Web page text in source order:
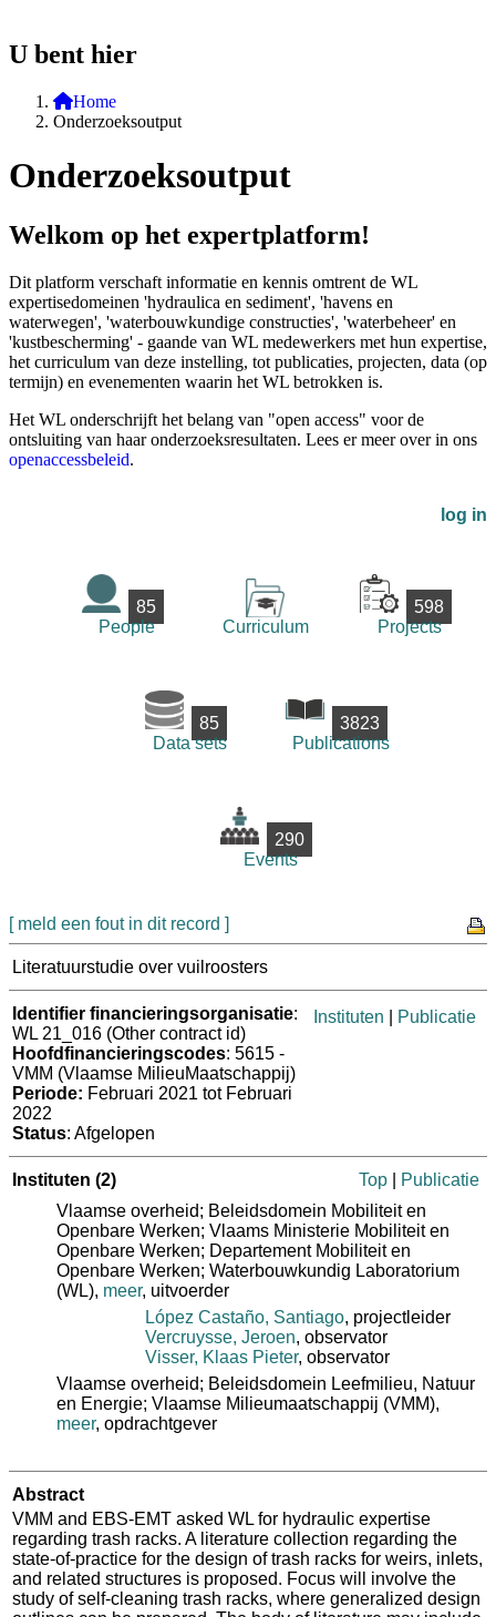
U bent hier
Home
Onderzoeksoutput
Onderzoeksoutput
Welkom op het expertplatform!
Dit platform verschaft informatie en kennis omtrent de WL
expertisedomeinen 'hydraulica en sediment', 'havens en
waterwegen', 'waterbouwkundige constructies', 'waterbeheer' en
'kustbescherming' - gaande van WL medewerkers met hun expertise,
het curriculum van deze instelling, tot publicaties, projecten, data (op
termijn) en evenementen waarin het WL betrokken is.
Het WL onderschrijft het belang van "open access" voor de
ontsluiting van haar onderzoeksresultaten. Lees er meer over in ons
openaccessbeleid.
log in
85
People
Curriculum
598
Projects
85
Data sets
3823
Publications
290
Events
[ meld een fout in dit record ]
Literatuurstudie over vuilroosters
Identifier financieringsorganisatie:
WL 21_016 (Other contract id)
Hoofdfinancieringscodes: 5615 -
VMM (Vlaamse MilieuMaatschappij)
Periode: Februari 2021 tot Februari
2022
Status: Afgelopen
Instituten Publicatie
Instituten (2) Top
Publicatie
Vlaamse overheid; Beleidsdomein Mobiliteit en
Openbare Werken; Vlaams Ministerie Mobiliteit en
Openbare Werken; Departement Mobiliteit en
Openbare Werken; Waterbouwkundig Laboratorium
(WL), meer, uitvoerder
López Castaño, Santiago, projectleider
Vercruysse, Jeroen, observator
Visser, Klaas Pieter, observator
Vlaamse overheid; Beleidsdomein Leefmilieu, Natuur
en Energie; Vlaamse Milieumaatschappij (VMM),
meer, opdrachtgever
Abstract
VMM and EBS-EMT asked WL for hydraulic expertise
regarding trash racks. A literature collection regarding the
state-of-practice for the design of trash racks for weirs, inlets,
and related structures is proposed. Focus will involve the
study of self-cleaning trash racks, where generalized design